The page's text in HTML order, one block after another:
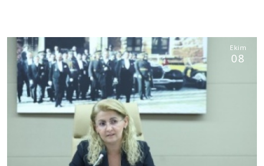
Ekim
08